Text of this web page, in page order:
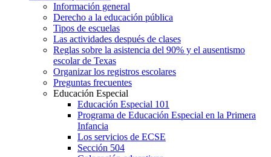
Información general
Derecho a la educación pública
Tipos de escuelas
Las actividades después de clases
Reglas sobre la asistencia del 90% y el ausentismo
escolar de Texas
Organizar los registros escolares
Preguntas frecuentes
Educación Especial
Educación Especial 101
Programa de Educación Especial en la Primera
Infancia
Los servicios de ECSE
Sección 504